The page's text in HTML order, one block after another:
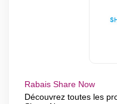
Rabais Share Now
Découvrez toutes les